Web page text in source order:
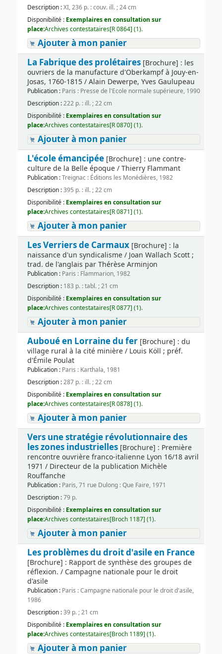
Description :XI, 236 p. : couv. ill. ; 24 cm
Disponibilité : Exemplaires en consultation sur
place:Archives contestataires[R 0864] (1).
Ajouter à mon panier
La Fabrique des prolétaires[Brochure] : les
ouvriers de la manufacture d'Oberkampf à Jouy-en-
Josas, 1760-1815 / Alain Dewerpe, Yves Gaulupeau
Publication : Paris : Presse de l'Ecole normale supérieure, 1990
Description :222 p. : ill. ; 22 cm
Disponibilité : Exemplaires en consultation sur
place:Archives contestataires[R 0870] (1).
Ajouter à mon panier
L'école émancipée[Brochure] : une contre-
culture de la Belle époque / Thierry Flammant
Publication :Treignac : Éditions les Monédières, 1982
Description :395 p. : ill. ; 22 cm
Disponibilité : Exemplaires en consultation sur
place:Archives contestataires[R 0871] (1).
Ajouter à mon panier
Les Verriers de Carmaux[Brochure] : la
naissance d'un syndicalisme / Joan Wallach Scott ;
trad. de l'anglais par Thérèse Arminjon
Publication : Paris : Flammarion, 1982
Description : 183 p. : tabl. ; 21 cm
Disponibilité : Exemplaires en consultation sur
place:Archives contestataires[R 0877] (1).
Ajouter à mon panier
Auboué en Lorraine du fer[Brochure] : du
village rural à la cité minière / Louis Köll ; préf.
d'Émile Poulat
Publication : Paris : Karthala, 1981
Description :287 p. : ill. ; 22 cm
Disponibilité : Exemplaires en consultation sur
place:Archives contestataires[R 0878] (1).
Ajouter à mon panier
Vers une stratégie révolutionnaire des
les zones industrielles [Brochure] : Première
rencontre ouvrière franco-italienne Lyon 16/18 avril
1971 / Directeur de la publication Michèle
Rouffanche
Publication : Paris, 71 rue Dulong : Que Faire, 1971
Description :79 p.
Disponibilité : Exemplaires en consultation sur
place:Archives contestataires[Broch 1187] (1).
Ajouter à mon panier
Les problèmes du droit d'asile en France
[Brochure] : Rapport de synthèse des groupes de
réflexion. / Campagne nationale pour le droit
d'asile
Publication : Paris : Campagne nationale pour le droit d'asile,
1986
Description :39 p. ; 21 cm
Disponibilité : Exemplaires en consultation sur
place:Archives contestataires[Broch 1189] (1).
Ajouter à mon panier